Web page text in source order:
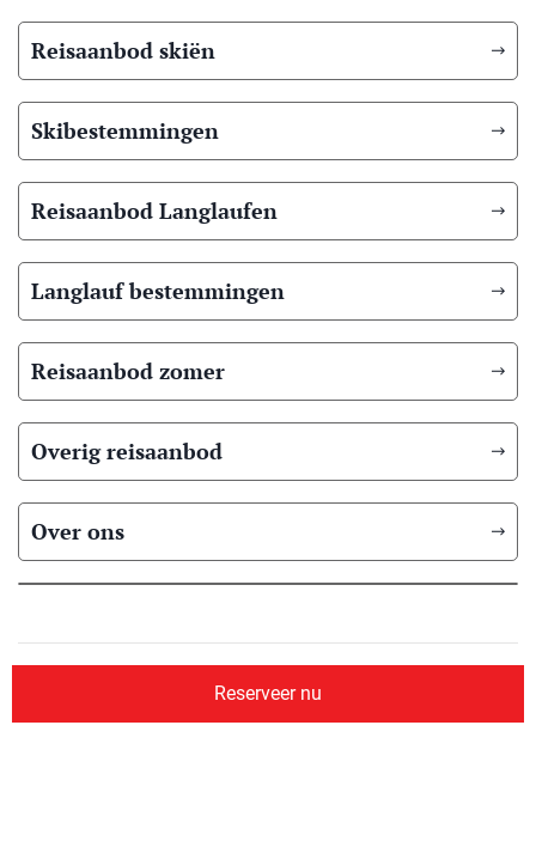
Reserveer nu
Reisaanbod skiën
Skibestemmingen
Reisaanbod Langlaufen
Langlauf bestemmingen
Reisaanbod zomer
Overig reisaanbod
Over ons
© 2026 Scandic Booking
Algemene voorwaarden
Privacyverklaring